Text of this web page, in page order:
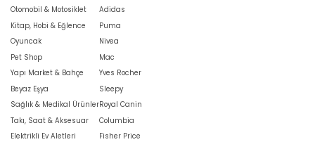
Otomobil & Motosiklet
Kitap, Hobi & Eğlence
Oyuncak
Pet Shop
Yapı Market & Bahçe
Beyaz Eşya
Sağlık & Medikal Ürünler
Takı, Saat & Aksesuar
Elektrikli Ev Aletleri
Adidas
Puma
Nivea
Mac
Yves Rocher
Sleepy
Royal Canin
Columbia
Fisher Price